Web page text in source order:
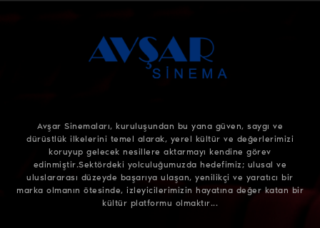
Avşar Sinemaları, kuruluşundan bu yana güven, saygı ve
dürüstlük ilkelerini temel alarak, yerel kültür ve değerlerimizi
koruyup gelecek nesillere aktarmayı kendine görev
edinmiştir.Sektördeki yolculuğumuzda hedefimiz; ulusal ve
uluslararası düzeyde başarıya ulaşan, yenilikçi ve yaratıcı bir
marka olmanın ötesinde, izleyicilerimizin hayatına değer katan bir
kültür platformu olmaktır...